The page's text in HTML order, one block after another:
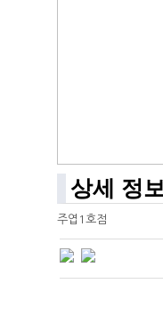
상세 정
주엽1호점